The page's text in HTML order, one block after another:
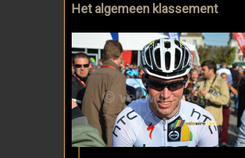
Het algemeen klassement